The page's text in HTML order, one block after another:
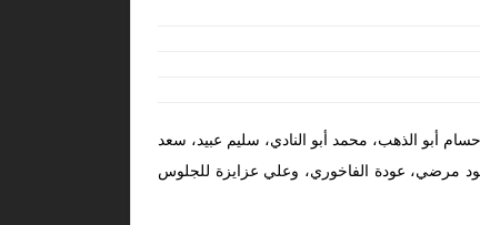
أبو الذهب، محمد أبو النادي، سليم عبيد، سعد
مرضي، عودة الفاخوري، وعلي عزايزة للجلوس